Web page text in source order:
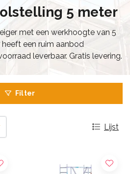
5 meter
met een werkhoogte van 5
een ruim aanbod
leverbaar. Gratis levering.
Filter
Lijst